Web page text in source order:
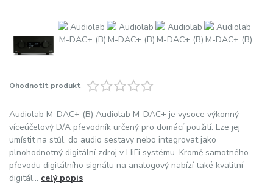
Ohodnotit produkt
Audiolab M-DAC+ (B) Audiolab M-DAC+ je vysoce výkonný
víceúčelový D/A převodník určený pro domácí použití. Lze jej
umístit na stůl, do audio sestavy nebo integrovat jako
plnohodnotný digitální zdroj v HiFi systému. Kromě samotného
převodu digitálního signálu na analogový nabízí také kvalitní
digitál... celý popis